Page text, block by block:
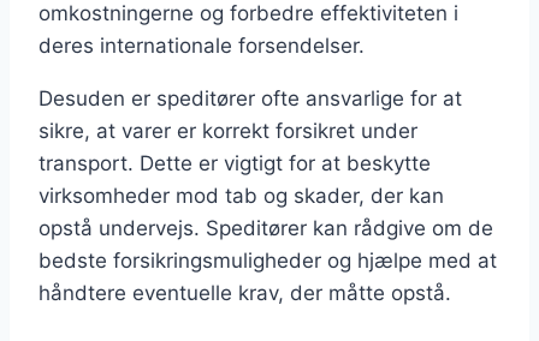
omkostningerne og forbedre effektiviteten i
deres internationale forsendelser.
Desuden er speditører ofte ansvarlige for at
sikre, at varer er korrekt forsikret under
transport. Dette er vigtigt for at beskytte
virksomheder mod tab og skader, der kan
opstå undervejs. Speditører kan rådgive om de
bedste forsikringsmuligheder og hjælpe med at
håndtere eventuelle krav, der måtte opstå.